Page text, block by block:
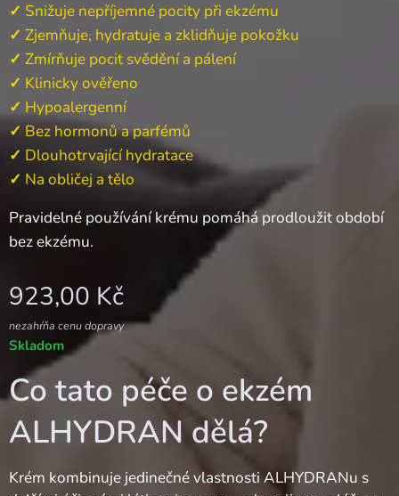
✓ Snižuje nepříjemné pocity při ekzému
✓ Zjemňuje, hydratuje a zklidňuje pokožku
✓ Zmírňuje pocit svědění a pálení
✓ Klinicky ověřeno
✓ Hypoalergenní
✓ Bez hormonů a parfémů
✓ Dlouhotrvající hydratace
✓ Na obličej a tělo
Pravidelné používání krému pomáhá prodloužit období
bez ekzému.
923,00 Kč
nezahŕňa cenu dopravy
Skladom
Co tato péče o ekzém
ALHYDRAN dělá?
Krém kombinuje jedinečné vlastnosti ALHYDRANu s